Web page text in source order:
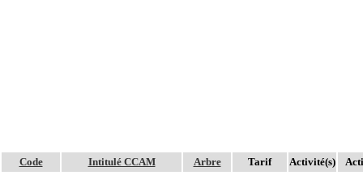
Code Intitulé CCAM Arbre Tarif Activité(s)